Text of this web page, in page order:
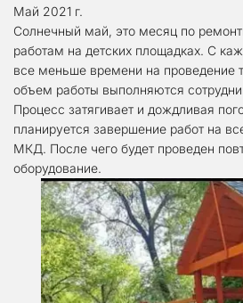
Май 2021 г.
Солнечный май, это месяц по
работам на детских площадках. С
все меньше времени на проведение
объем работы выполняются
Процесс затягивает и дождливая
планируется завершение работ на
МКД. После чего будет проведен
оборудование.